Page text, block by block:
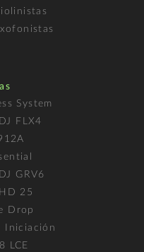
System
FLX4
GRV6
25
Drop
Iniciación
LCE